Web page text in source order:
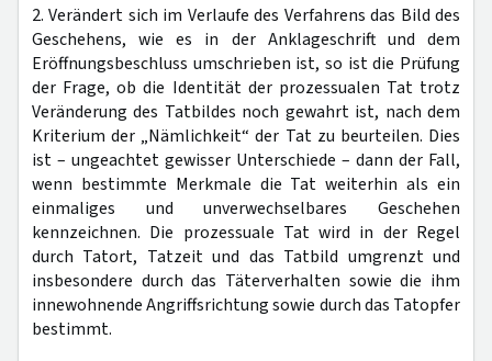
2. Verändert sich im Verlaufe des Verfahrens das Bild des
Geschehens, wie es in der Anklageschrift und dem
Eröffnungsbeschluss umschrieben ist, so ist die Prüfung
der Frage, ob die Identität der prozessualen Tat trotz
Veränderung des Tatbildes noch gewahrt ist, nach dem
Kriterium der „Nämlichkeit“ der Tat zu beurteilen. Dies
ist – ungeachtet gewisser Unterschiede – dann der Fall,
wenn bestimmte Merkmale die Tat weiterhin als ein
einmaliges und unverwechselbares Geschehen
kennzeichnen. Die prozessuale Tat wird in der Regel
durch Tatort, Tatzeit und das Tatbild umgrenzt und
insbesondere durch das Täterverhalten sowie die ihm
innewohnende Angriffsrichtung sowie durch das Tatopfer
bestimmt.